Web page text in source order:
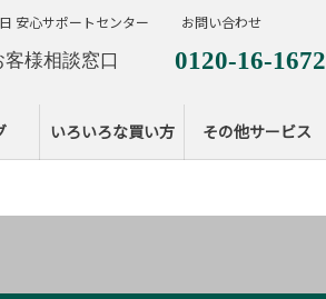
様相談窓口 0120-16-1672
いろいろな買い方 その他サービス
安心サポートセンター お問い合わせ